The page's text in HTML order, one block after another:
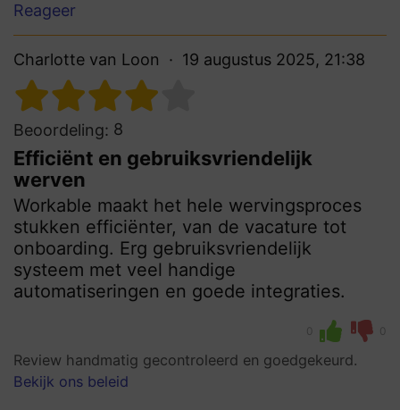
Reageer
Charlotte van Loon 19 augustus 2025, 21:38
Beoordeling: 8
Efficiënt en gebruiksvriendelijk
werven
Workable maakt het hele wervingsproces
stukken efficiënter, van de vacature tot
onboarding. Erg gebruiksvriendelijk
systeem met veel handige
automatiseringen en goede integraties.
0 0
Review handmatig gecontroleerd en goedgekeurd.
Bekijk ons beleid